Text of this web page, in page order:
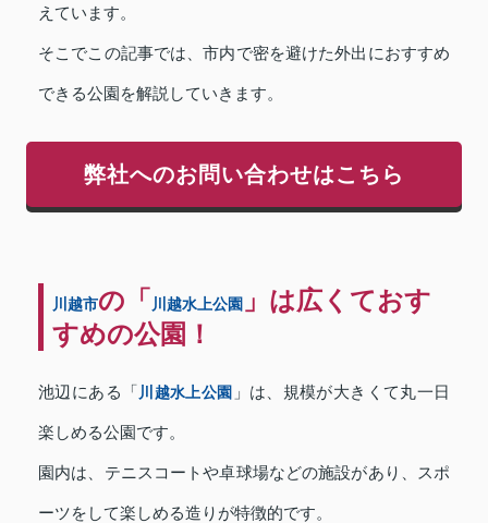
えています。
そこでこの記事では、市内で密を避けた外出におすすめ
できる公園を解説していきます。
弊社へのお問い合わせはこちら
川越市の「川越水上公園 」は広くておす
すめの公園！
池辺にある「川越水上公園 」は、規模が大きくて丸一日
楽しめる公園です。
園内は、テニスコートや卓球場などの施設があり、スポ
ーツをして楽しめる造りが特徴的です。